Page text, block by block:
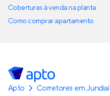
Coberturas à venda na planta
Como comprar apartamento
Apto
Corretores em Jundiaí